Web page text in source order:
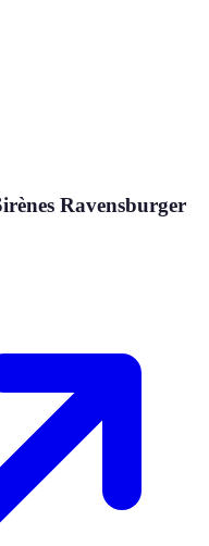
Ravensburger